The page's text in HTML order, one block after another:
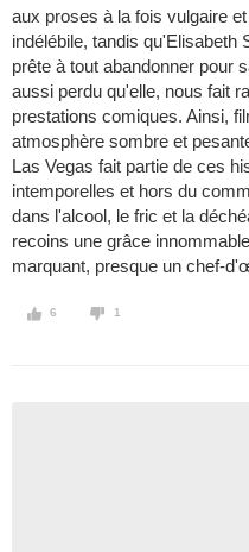
aux proses à la fois vulgaire
indélébile, tandis qu'Elisabeth
prête à tout abandonner pour
aussi perdu qu'elle, nous fait
prestations comiques. Ainsi,
atmosphère sombre et
Las Vegas fait partie de ces
intemporelles et hors du
dans l'alcool, le fric et la
recoins une grâce
marquant, presque un chef-
6 1